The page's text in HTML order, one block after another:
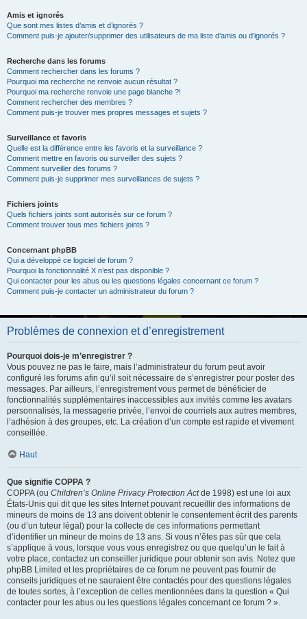
Amis et ignorés
Que sont mes listes d’amis et d’ignorés ?
Comment puis-je ajouter/supprimer des utilisateurs de ma liste d’amis ou d’ignorés ?
Recherche dans les forums
Comment rechercher dans les forums ?
Pourquoi ma recherche ne renvoie aucun résultat ?
Pourquoi ma recherche renvoie une page blanche ?!
Comment rechercher des membres ?
Comment puis-je trouver mes propres messages et sujets ?
Surveillance et favoris
Quelle est la différence entre les favoris et la surveillance ?
Comment mettre en favoris ou surveiller des sujets ?
Comment surveiller des forums ?
Comment puis-je supprimer mes surveillances de sujets ?
Fichiers joints
Quels fichiers joints sont autorisés sur ce forum ?
Comment trouver tous mes fichiers joints ?
Concernant phpBB
Qui a développé ce logiciel de forum ?
Pourquoi la fonctionnalité X n’est pas disponible ?
Qui contacter pour les abus ou les questions légales concernant ce forum ?
Comment puis-je contacter un administrateur du forum ?
Problèmes de connexion et d’enregistrement
Pourquoi dois-je m’enregistrer ?
Vous pouvez ne pas le faire, mais l’administrateur du forum peut avoir
configuré les forums afin qu’il soit nécessaire de s’enregistrer pour poster des
messages. Par ailleurs, l’enregistrement vous permet de bénéficier de
fonctionnalités supplémentaires inaccessibles aux invités comme les avatars
personnalisés, la messagerie privée, l’envoi de courriels aux autres membres,
l’adhésion à des groupes, etc. La création d’un compte est rapide et vivement
conseillée.
Haut
Que signifie COPPA ?
COPPA (ou Children’s Online Privacy Protection Actde 1998) est une loi aux
États-Unis qui dit que les sites Internet pouvant recueillir des informations de
mineurs de moins de 13 ans doivent obtenir le consentement écrit des parents
(ou d’un tuteur légal) pour la collecte de ces informations permettant
d’identifier un mineur de moins de 13 ans. Si vous n’êtes pas sûr que cela
s’applique à vous, lorsque vous vous enregistrez ou que quelqu’un le fait à
votre place, contactez un conseiller juridique pour obtenir son avis. Notez que
phpBB Limited et les propriétaires de ce forum ne peuvent pas fournir de
conseils juridiques et ne sauraient être contactés pour des questions légales
de toutes sortes, à l’exception de celles mentionnées dans la question « Qui
contacter pour les abus ou les questions légales concernant ce forum ? ».